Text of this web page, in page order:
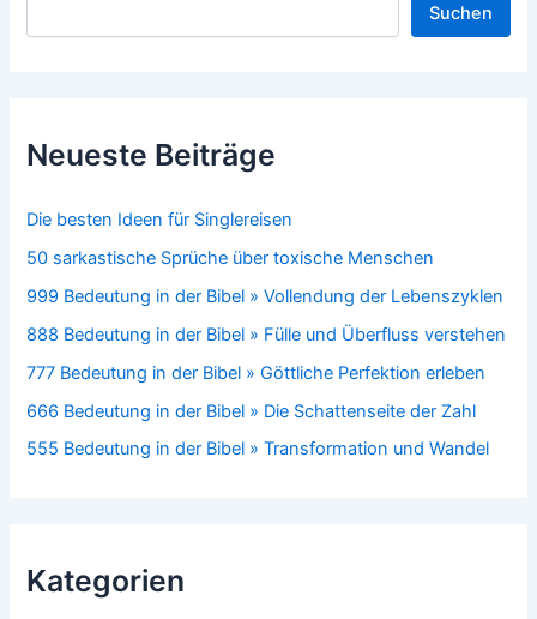
Suchen
Neueste Beiträge
Die besten Ideen für Singlereisen
50 sarkastische Sprüche über toxische Menschen
999 Bedeutung in der Bibel » Vollendung der Lebenszyklen
888 Bedeutung in der Bibel » Fülle und Überfluss verstehen
777 Bedeutung in der Bibel » Göttliche Perfektion erleben
666 Bedeutung in der Bibel » Die Schattenseite der Zahl
555 Bedeutung in der Bibel » Transformation und Wandel
Kategorien